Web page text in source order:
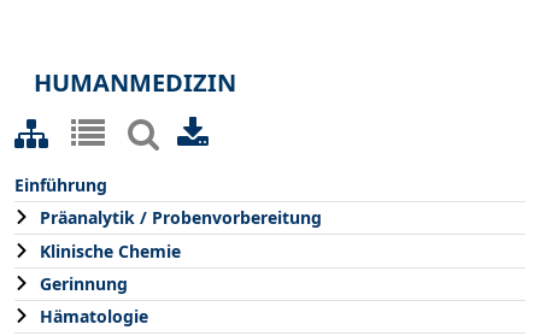
HUMANMEDIZIN
Einführung
Präanalytik / Probenvorbereitung
Klinische Chemie
Gerinnung
Hämatologie